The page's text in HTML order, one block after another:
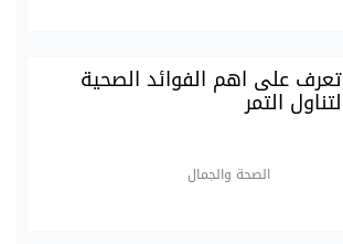
تعرف على اهم الفوائد الصحية
لتناول التمر
الصحة والجمال